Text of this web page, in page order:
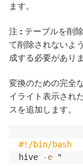
ます。
注 : テーブルを削
て削除されないよ
成する必要がありま
変換のための完全
イライト表示され
スを追加します。
#!/bin/bash
hive
-e "